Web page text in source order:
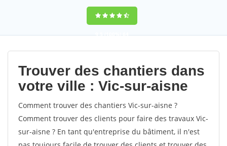
9,5(100%)64
votes
Trouver des chantiers dans
votre ville : Vic-sur-aisne
Comment trouver des chantiers Vic-sur-aisne ?
Comment trouver des clients pour faire des travaux Vic-
sur-aisne ? En tant qu'entreprise du bâtiment, il n'est